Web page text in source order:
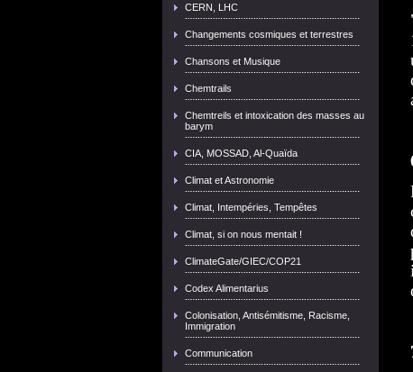
CERN, LHC
Changements cosmiques et terrestres
Chansons et Musique
Chemtrails
Chemtreils et intoxication des masses au
barym
CIA, MOSSAD, Al-Quaïda
Climat et Astronomie
Climat, Intempéries, Tempêtes
Climat, si on nous mentait !
ClimateGate/GIEC/COP21
Codex Alimentarius
Colonisation, Antisémitisme, Racisme,
Immigration
Communication